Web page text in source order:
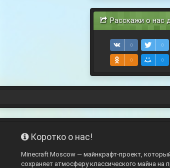
Расскажи о нас
Коротко о нас!
Minecraft Moscow — майнкрафт-проект,
сохраняет атмосферу классического майна на